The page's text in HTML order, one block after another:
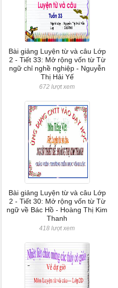
Bài giảng Luyện từ và câu Lớp
2 - Tiết 33: Mở rộng vốn từ Từ
ngữ chỉ nghề nghiệp - Nguyễn
Thị Hải Yế
672 lượt xem
Bài giảng Luyện từ và câu Lớp
2 - Tiết 30: Mở rộng vốn từ Từ
ngữ về Bác Hồ - Hoàng Thị Kim
Thanh
418 lượt xem